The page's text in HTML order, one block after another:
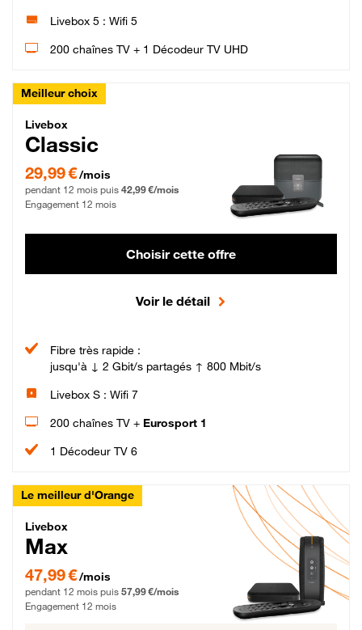
Livebox 5 : Wifi 5
200 chaînes TV + 1 Décodeur TV UHD
Meilleur choix
Livebox Classic Fibre
Livebox
Classic
29,99 € par mois pendant 12 mois puis 42,99 € par mois, Engagement 12 mois
29,99 €/mois
pendant 12 mois puis 42,99 €/mois
Engagement 12 mois
Choisir cette offre
Voir le détail
Fibre très rapide :
jusqu'à ↓ 2 Gbit/s partagés ↑ 800 Mbit/s
Livebox S : Wifi 7
200 chaînes TV + Eurosport 1
1 Décodeur TV 6
Le meilleur d'Orange
Livebox Max Fibre
Livebox
Max
47,99 € par mois pendant 12 mois puis 57,99 € par mois, Engagement 12 mois
47,99 €/mois
pendant 12 mois puis 57,99 €/mois
Engagement 12 mois